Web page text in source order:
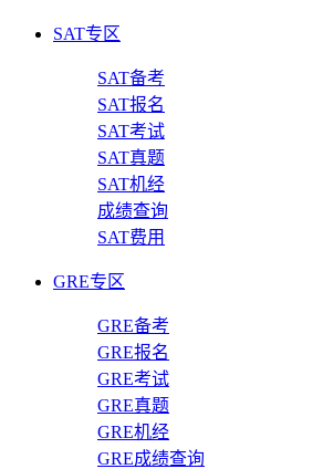
SAT专区
SAT备考
SAT报名
SAT考试
SAT真题
SAT机经
成绩查询
SAT费用
GRE专区
GRE备考
GRE报名
GRE考试
GRE真题
GRE机经
GRE成绩查询